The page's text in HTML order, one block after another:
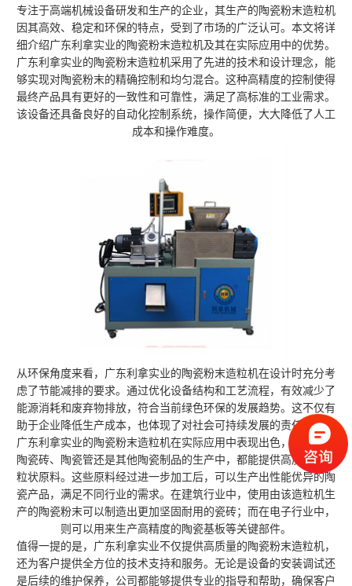
专注于高端机械设备研发和生产的企业，其生产的陶瓷粉末造粒机
因其高效、稳定和环保的特点，受到了市场的广泛认可。本文将详
细介绍广东利拿实业的陶瓷粉末造粒机及其在实际应用中的优势。
广东利拿实业的陶瓷粉末造粒机采用了先进的技术和设计理念，能
够实现对陶瓷粉末的精确控制和均匀混合。这种高精度的控制使得
最终产品具有更好的一致性和可靠性，满足了高标准的工业需求。
该设备还具备良好的自动化控制系统，操作简便，大大降低了人工
成本和操作难度。
从环保角度来看，广东利拿实业的陶瓷粉末造粒机在设计时充分考
虑了节能减排的要求。通过优化设备结构和工艺流程，有效减少了
能源消耗和废弃物排放，符合当前绿色环保的发展趋势。这不仅有
助于企业降低生产成本，也体现了对社会可持续发展的责任担当。
广东利拿实业的陶瓷粉末造粒机在实际应用中表现出色，无论是在
陶瓷砖、陶瓷管还是其他陶瓷制品的生产中，都能提供高质量的颗
粒状原料。这些原料经过进一步加工后，可以生产出性能优异的陶
瓷产品，满足不同行业的需求。在建筑行业中，使用由该造粒机生
产的陶瓷粉末可以制造出更加坚固耐用的瓷砖；而在电子行业中，
则可以用来生产高精度的陶瓷基板等关键部件。
值得一提的是，广东利拿实业不仅提供高质量的陶瓷粉末造粒机，
还为客户提供全方位的技术支持和服务。无论是设备的安装调试还
是后续的维护保养，公司都能够提供专业的指导和帮助，确保客户